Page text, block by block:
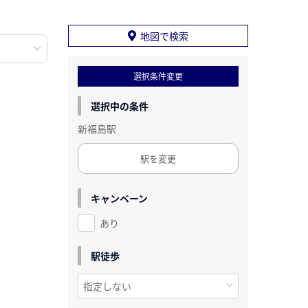
地図で検索
選択条件変更
選択中の条件
新福島駅
駅を変更
キャンペーン
あり
駅徒歩